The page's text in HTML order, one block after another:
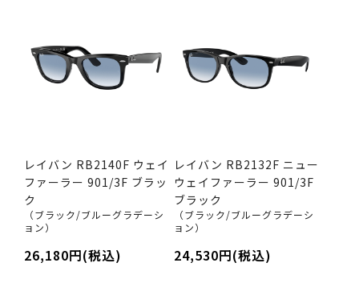
レイバン RB2140F ウェイ
ファーラー 901/3F ブラッ
ク
（ブラック/ブルーグラデーシ
ョン）
26,180円(税込)
レイバン RB2132F ニュー
ウェイファーラー 901/3F
ブラック
（ブラック/ブルーグラデーシ
ョン）
24,530円(税込)